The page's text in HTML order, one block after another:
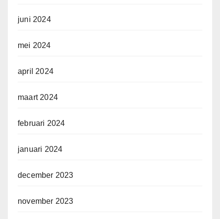
juni 2024
mei 2024
april 2024
maart 2024
februari 2024
januari 2024
december 2023
november 2023